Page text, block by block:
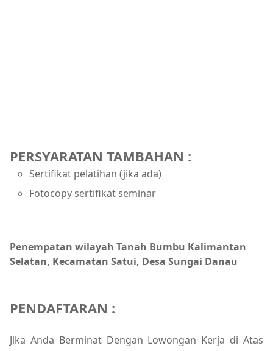
PERSYARATAN TAMBAHAN :
Sertifikat pelatihan (jika ada)
Fotocopy sertifikat seminar
Penempatan wilayah Tanah Bumbu Kalimantan
Selatan, Kecamatan Satui, Desa Sungai Danau
PENDAFTARAN :
Jika Anda Berminat Dengan Lowongan Kerja di Atas